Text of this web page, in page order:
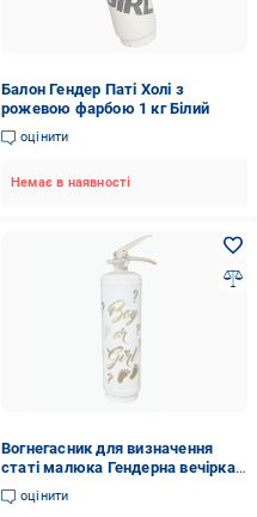
Балон Гендер Паті Холі з
рожевою фарбою 1 кг Білий
оцінити
Немає в наявності
Вогнегасник для визначення
статі малюка Гендерна вечірка
1 кг (048171)
оцінити